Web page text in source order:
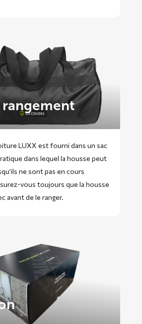
rangement
LUXX est fourni dans un sac
dans lequel la housse peut
ne sont pas en cours
vous toujours que la housse
avant de le ranger.